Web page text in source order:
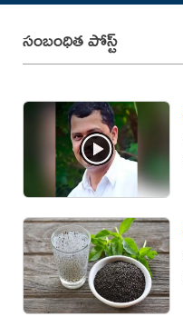
సంబంధిత పోస్ట్